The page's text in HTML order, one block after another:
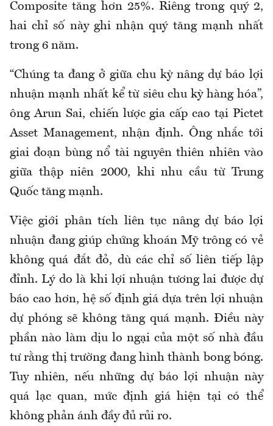
Composite tăng hơn 25%. Riêng trong quý 2,
hai chỉ số này ghi nhận quý tăng mạnh nhất
trong 6 năm.
“Chúng ta đang ở giữa chu kỳ nâng dự báo lợi
nhuận mạnh nhất kể từ siêu chu kỳ hàng hóa”,
ông Arun Sai, chiến lược gia cấp cao tại Pictet
Asset Management, nhận định. Ông nhắc tới
giai đoạn bùng nổ tài nguyên thiên nhiên vào
giữa thập niên 2000, khi nhu cầu từ Trung
Quốc tăng mạnh.
Việc giới phân tích liên tục nâng dự báo lợi
nhuận đang giúp chứng khoán Mỹ trông có vẻ
không quá đắt đỏ, dù các chỉ số liên tiếp lập
đỉnh. Lý do là khi lợi nhuận tương lai được dự
báo cao hơn, hệ số định giá dựa trên lợi nhuận
dự phóng sẽ không tăng quá mạnh. Điều này
phần nào làm dịu lo ngại của một số nhà đầu
tư rằng thị trường đang hình thành bong bóng.
Tuy nhiên, nếu những dự báo lợi nhuận này
quá lạc quan, mức định giá hiện tại có thể
không phản ánh đầy đủ rủi ro.